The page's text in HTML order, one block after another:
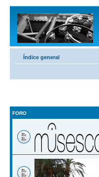
Índice general
FORO